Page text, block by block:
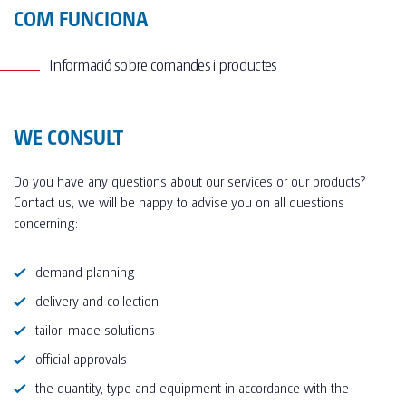
Serveis Complementaris
Neteja Extra
Cadenat
Dispensador Gel Hidroalcohòlic
COM FUNCIONA
Informació sobre comandes i productes
WE CONSULT
Do you have any questions about our services or our products?
Contact us, we will be happy to advise you on all questions
concerning:
demand planning
delivery and collection
tailor-made solutions
official approvals
the quantity, type and equipment in accordance with the